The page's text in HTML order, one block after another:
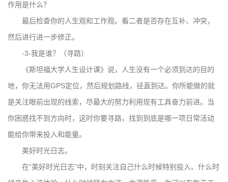
作用是什么？
最后检查你的人生观和工作观。看二者是否存在互补、冲突，
然后进行进一步修正。
-3-我是谁？（寻路）
《斯坦福大学人生设计课》说，人生没有一个必须到达的目的
地，你无法用GPS定位，然后规划路线，径直到达。你所能做的就
是关注眼前出现的线索，尽最大的努力利用现有工具奋力前进。当
你困惑找不到方向时，这时你要寻路，找到到底是哪一项日常活动
能给你带来投入和能量。
美好时光日志。
在“美好时光日志”中，时刻关注自己什么时候特别投入、什么时